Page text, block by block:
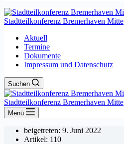
Stadtteilkonferenz Bremerhaven Mitte
Aktuell
Termine
Dokumente
Impressum und Datenschutz
Suchen
Stadtteilkonferenz Bremerhaven Mitte
Menü
beigetreten: 9. Juni 2022
Artikel: 110